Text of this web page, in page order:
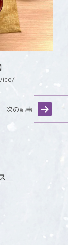
次の記事